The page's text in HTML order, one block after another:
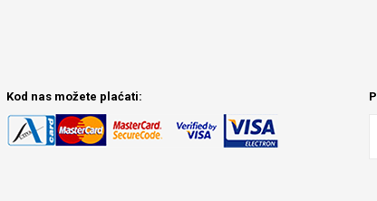
Kod nas možete plaćati: